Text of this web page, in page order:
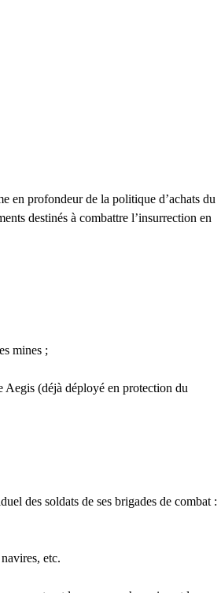
en profondeur de la politique d’achats du
destinés à combattre l’insurrection en
mines ;
Aegis (déjà déployé en protection du
des soldats de ses brigades de combat :
etc.